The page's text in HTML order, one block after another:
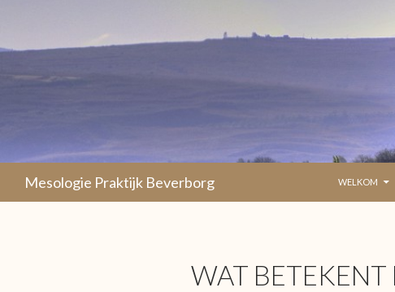
Mesologie Praktijk Beverborg
WELKOM
WAT BETEKENT